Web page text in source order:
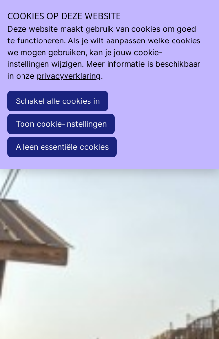
2025 mei - Nieuwsbrief
Oxfam Veurne - Vandooren Frank
31 mei 2025
COOKIES OP DEZE WEBSITE
Deze website maakt gebruik van cookies om goed
te functioneren. Als je wilt aanpassen welke cookies
we mogen gebruiken, kan je jouw cookie-
instellingen wijzigen. Meer informatie is beschikbaar
in onze privacyverklaring.
Schakel alle cookies in
Toon cookie-instellingen
Alleen essentiële cookies